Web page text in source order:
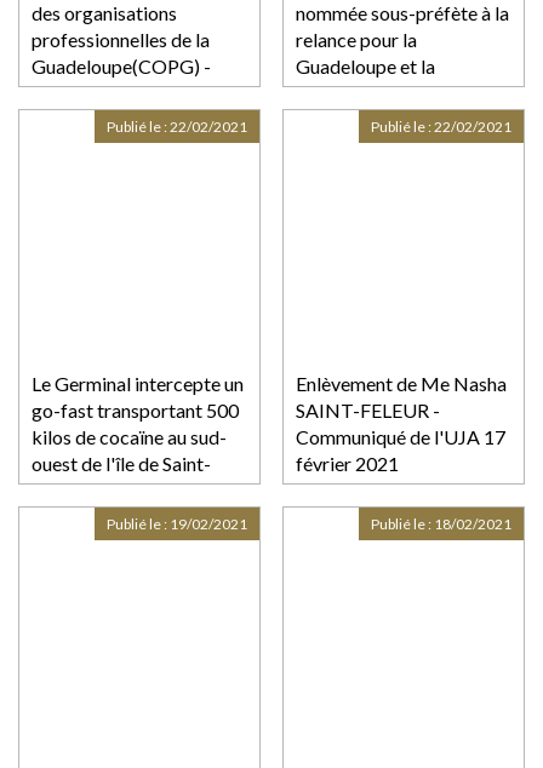
des organisations
professionnelles de la
Guadeloupe(COPG) -
Protocole d'accord de
sortie de conflit
nommée sous-préfète à la
relance pour la
Guadeloupe et la
Martinique
Le Germinal intercepte un
go-fast transportant 500
kilos de cocaïne au sud-
ouest de l'île de Saint-
Martin
Publié le :22/02/2021
Enlèvement de Me Nasha
SAINT-FELEUR -
Communiqué de l'UJA 17
février 2021
Publié le :22/02/2021
Publié le : 19/02/2021 Publié le : 18/02/2021